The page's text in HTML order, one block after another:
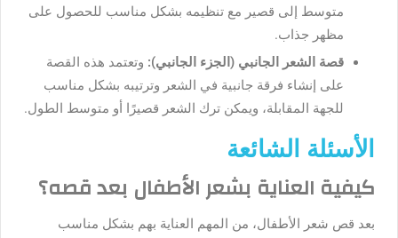
متوسط إلى قصير مع تنظيمه بشكل مناسب للحصول على
مظهر جذاب.
قصة الشعر الجانبي (الجزء الجانبي): وتعتمد هذه القصة
على إنشاء فرقة جانبية في الشعر وترتيبه بشكل مناسب
للجهة المقابلة، ويمكن ترك الشعر قصيرًا أو متوسط الطول.
الأسئلة الشائعة
كيفية العناية بشعر الأطفال بعد قصه؟
بعد قص شعر الأطفال، من المهم العناية بهم بشكل مناسب